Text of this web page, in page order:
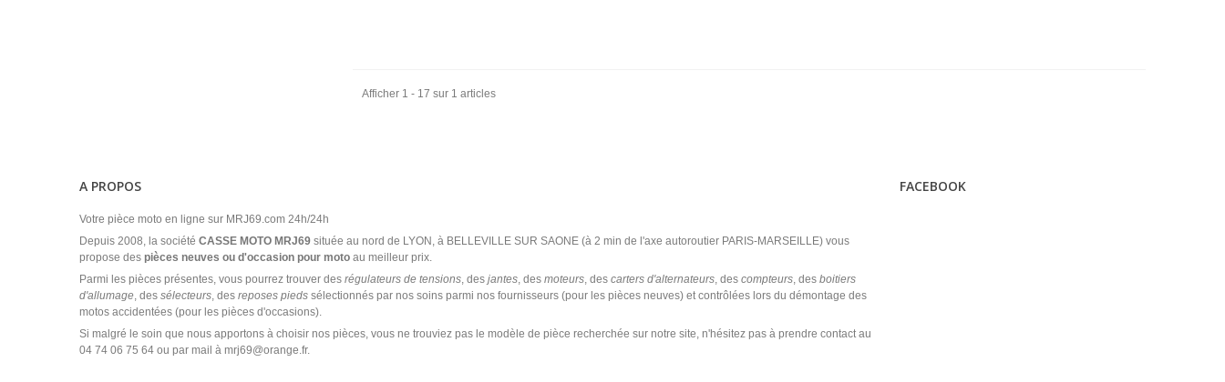
Afficher 1 - 17 sur 1 articles
A PROPOS
Votre pièce moto en ligne sur MRJ69.com 24h/24h
Depuis 2008, la société CASSE MOTO MRJ69 située au nord de LYON, à BELLEVILLE SUR SAONE (à 2 min de l'axe autoroutier PARIS-MARSEILLE) vous
propose des pièces neuves ou d'occasion pour moto au meilleur prix.
Parmi les pièces présentes, vous pourrez trouver des régulateurs de tensions, des jantes, des moteurs, des carters d'alternateurs, des compteurs, des boitiers
d'allumage, des sélecteurs, des reposes pieds sélectionnés par nos soins parmi nos fournisseurs (pour les pièces neuves) et contrôlées lors du démontage des
motos accidentées (pour les pièces d'occasions).
Si malgré le soin que nous apportons à choisir nos pièces, vous ne trouviez pas le modèle de pièce recherchée sur notre site, n'hésitez pas à prendre contact au
04 74 06 75 64 ou par mail à mrj69@orange.fr.
FACEBOOK